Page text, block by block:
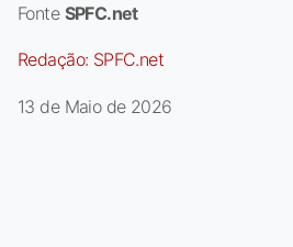
Fonte SPFC.net
Redação: SPFC.net
13 de Maio de 2026